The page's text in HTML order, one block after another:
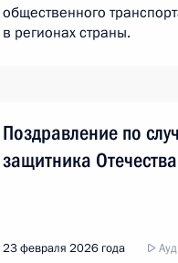
общественного
в регионах страны.
Поздравление по
защитника Отечества
23 февраля 2026 года